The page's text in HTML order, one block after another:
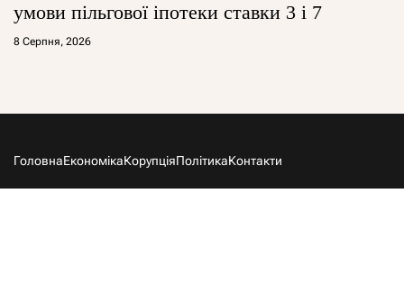
умови пільгової іпотеки ставки 3 і 7
8 Серпня, 2026
ГоловнаЕкономікаКорупціяПолітикаКонтакти